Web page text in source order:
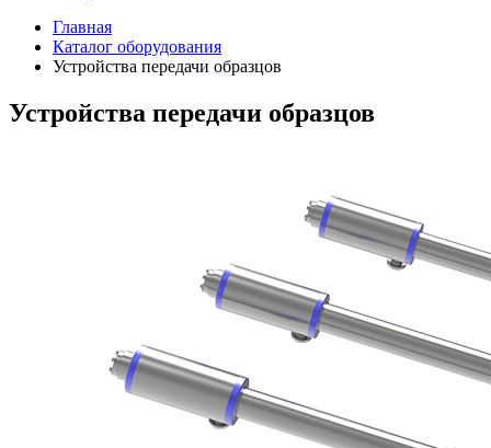
Главная
Каталог оборудования
Устройства передачи образцов
Устройства передачи образцов